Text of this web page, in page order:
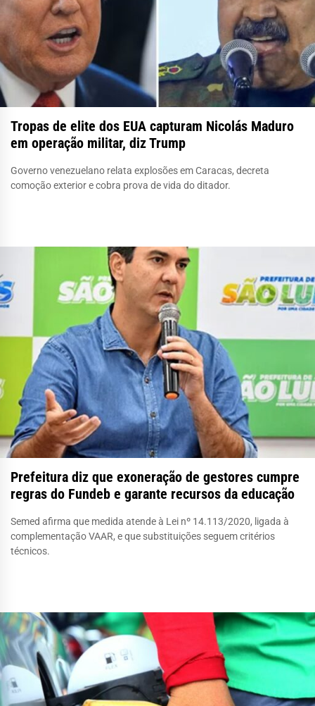
Tropas de elite dos EUA capturam Nicolás Maduro
em operação militar, diz Trump
Governo venezuelano relata explosões em Caracas, decreta
comoção exterior e cobra prova de vida do ditador.
Prefeitura diz que exoneração de gestores cumpre
regras do Fundeb e garante recursos da educação
Semed afirma que medida atende à Lei nº 14.113/2020, ligada à
complementação VAAR, e que substituições seguem critérios
técnicos.